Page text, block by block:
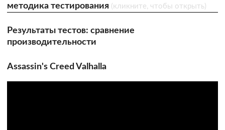
методика тестирования (кликните, чтобы открыть)
Результаты тестов: сравнение
производительности
Assassin's Creed Valhalla